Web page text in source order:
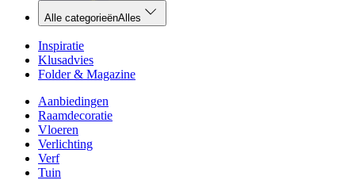
Alle categorieënAlles
Inspiratie
Klusadvies
Folder & Magazine
Aanbiedingen
Raamdecoratie
Vloeren
Verlichting
Verf
Tuin